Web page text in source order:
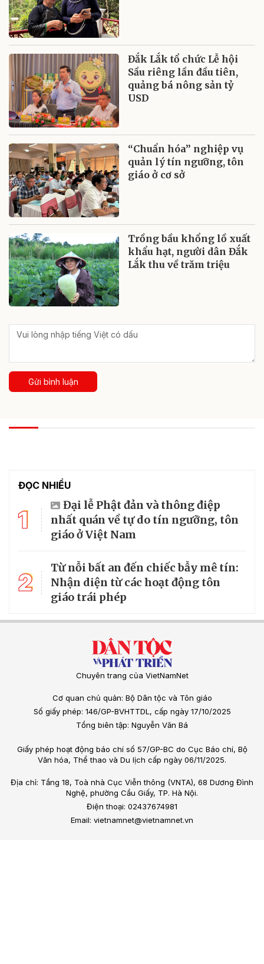
Đắk Lắk tổ chức Lễ hội
Sầu riêng lần đầu tiên,
quảng bá nông sản tỷ
USD
“Chuẩn hóa” nghiệp vụ
quản lý tín ngưỡng, tôn
giáo ở cơ sở
Trồng bầu khổng lồ xuất
khẩu hạt, người dân Đắk
Lắk thu về trăm triệu
Gửi bình luận
trên tuyến biên giới của tội phạm số
Thời gian gần đây, lợi dụng công nghệ số và sự thiếu cảnh
giác của người dân, các đối tượng tội phạm đang giăng nhiều
“chiếc bẫy” tinh vi để lừa đảo, mua bán người và thực hiện
các hành vi phạm pháp trên tuyến biên...
Khi AI bước vào đời sống nội tâm của con
người
Khả năng tương tác của trí tuệ nhân tạo (AI) với chiều sâu nội
tâm của con người đã và đang đặt ra những vấn đề mới về
ranh giới giữa công nghệ, đời sống tinh thần và tôn giáo.